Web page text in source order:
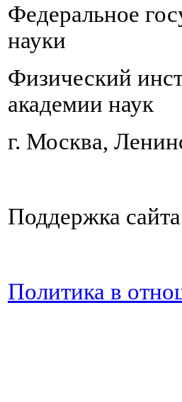
Федеральное
науки
Физический
академии наук
г. Москва,
Поддержка
Политика в